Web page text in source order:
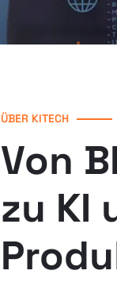
ÜBER KITECH
Von
zu KI